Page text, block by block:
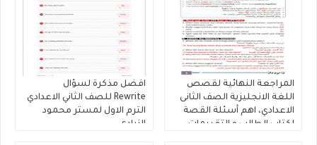
المراجعة النهائية لقصص
اللغة الانجليزية الصف الثانى
الاعدادي، اهم أسئلة القصة
لكتاب الطالب و التقييمات
افضل مذكرة لسؤال
Rewrite للصف الثاني الاعدادي
الترم الاول لمستر محمود
الزيادى